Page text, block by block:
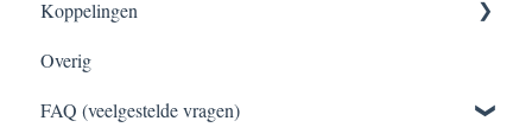
Nakijken van toetsen
Normeren en becijferen
Toetsen archiveren
Koppelingen
Klassen inladen
RTTI koppeling en export
Overig
FAQ (veelgestelde vragen)